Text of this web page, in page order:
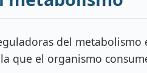
del
que el organismo